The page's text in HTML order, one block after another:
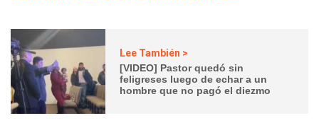
Lee También >
[VIDEO] Pastor quedó sin
feligreses luego de echar a un
hombre que no pagó el diezmo